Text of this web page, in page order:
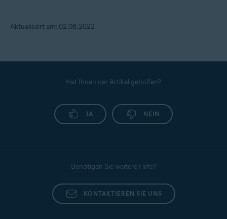
Aktualisiert am: 02.06.2022
Hat Ihnen der Artikel geholfen?
JA NEIN
Benötigen Sie weitere Hilfe?
KONTAKTIEREN SIE UNS